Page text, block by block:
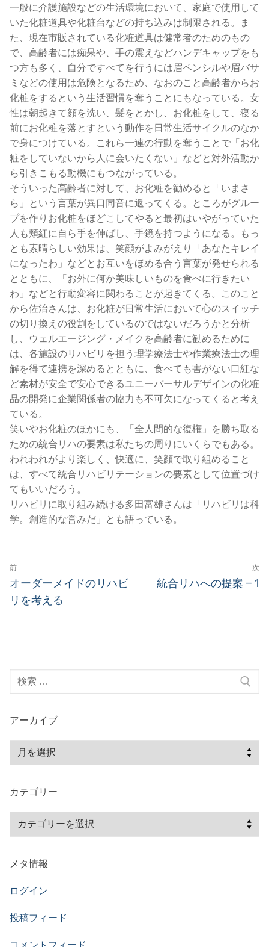
一般に介護施設などの生活環境において、家庭で使用して
いた化粧道具や化粧台などの持ち込みは制限される。ま
た、現在市販されている化粧道具は健常者のためのもの
で、高齢者には痴呆や、手の震えなどハンデキャップをも
つ方も多く、自分ですべてを行うには眉ペンシルや眉バサ
ミなどの使用は危険となるため、なおのこと高齢者からお
化粧をするという生活習慣を奪うことにもなっている。女
性は朝起きて顔を洗い、髪をとかし、お化粧をして、寝る
前にお化粧を落とすという動作を日常生活サイクルのなか
で身につけている。これら一連の行動を奪うことで「お化
粧をしていないから人に会いたくない」などと対外活動か
ら引きこもる動機にもつながっている。
そういった高齢者に対して、お化粧を勧めると「いまさ
ら」という言葉が異口同音に返ってくる。ところがグルー
プを作りお化粧をほどこしてやると最初はいやがっていた
人も頬紅に自ら手を伸ばし、手鏡を持つようになる。もっ
とも素晴らしい効果は、笑顔がよみがえり「あなたキレイ
になったわ」などとお互いをほめる合う言葉が発せられる
とともに、「お外に何か美味しいものを食べに行きたい
わ」などと行動変容に関わることが起きてくる。このこと
から佐治さんは、お化粧が日常生活において心のスイッチ
の切り換えの役割をしているのではないだろうかと分析
し、ウェルエージング・メイクを高齢者に勧めるために
は、各施設のリハビリを担う理学療法士や作業療法士の理
解を得て連携を深めるとともに、食べても害がない口紅な
ど素材が安全で安心できるユニーバーサルデザインの化粧
品の開発に企業関係者の協力も不可欠になってくると考え
ている。
笑いやお化粧のほかにも、「全人間的な復権」を勝ち取る
ための統合リハの要素は私たちの周りにいくらでもある。
われわれがより楽しく、快適に、笑顔で取り組めること
は、すべて統合リハビリテーションの要素として位置づけ
てもいいだろう。
リハビリに取り組み続ける多田富雄さんは「リハビリは科
学。創造的な営みだ」とも語っている。
投
稿
ナ
シ
ン
前
前
の
オーダーメイドのリハビ
リを考える
次
次
統合リハへの提案 – 1
索:
アーカイブ
イ
カテゴリー
リ
メタ情報
ログイン
投稿フィード
コメントフィード